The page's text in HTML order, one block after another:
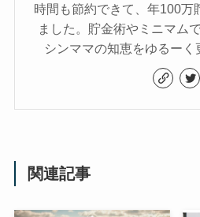
時間も節約できて、年100万
ました。貯金術やミニマム
シンママの知恵をゆるーく
関連記事